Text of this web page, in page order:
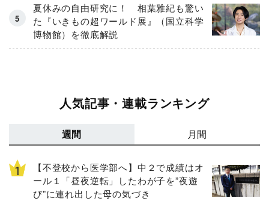
夏休みの自由研究に！ 相葉雅紀も驚い
た『いきもの超ワールド展』（国立科学
博物館）を徹底解説
人気記事・連載ランキング
週間 月間
【不登校から医学部へ】中２で成績はオ
ール１「昼夜逆転」したわが子を”夜遊
び”に連れ出した母の気づき